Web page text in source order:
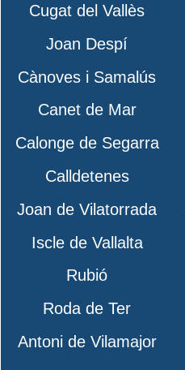
Cugat del Vallès
Joan Despí
Cànoves i Samalús
Canet de Mar
Calonge de Segarra
Calldetenes
Joan de Vilatorrada
Iscle de Vallalta
Rubió
Roda de Ter
Antoni de Vilamajor